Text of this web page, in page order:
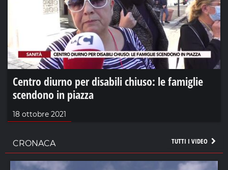
Centro diurno per disabili chiuso: le famiglie
scendono in piazza
18 ottobre 2021
TUTTI I VIDEO
CRONACA